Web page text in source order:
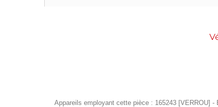
Appareils employant cette pièce : 165243 [VERROU] -